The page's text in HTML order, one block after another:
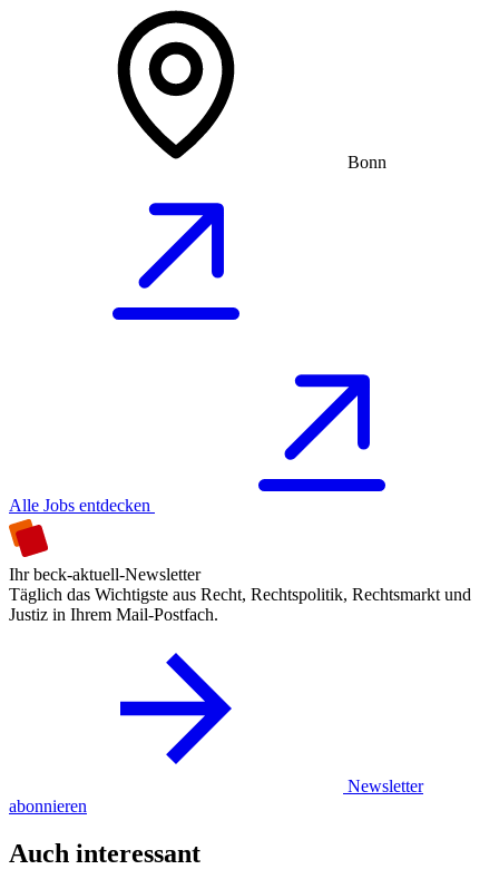
Bonn
Alle Jobs entdecken
Ihr beck-aktuell-Newsletter
Täglich das Wichtigste aus Recht, Rechtspolitik, Rechtsmarkt und
Justiz in Ihrem Mail-Postfach.
Newsletter
abonnieren
Auch interessant